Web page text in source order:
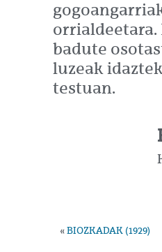
orrialdeetara.
badute
luzeak
testuan.
« BIOZKADAK (1929)